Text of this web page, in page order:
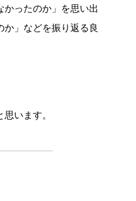
かったのか」を思い出
」などを振り返る良
います。